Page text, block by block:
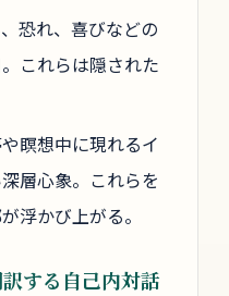
恐れ、喜びなどの
これらは隠された
や瞑想中に現れるイ
層心象。これらを
浮かび上がる。
する自己内対話